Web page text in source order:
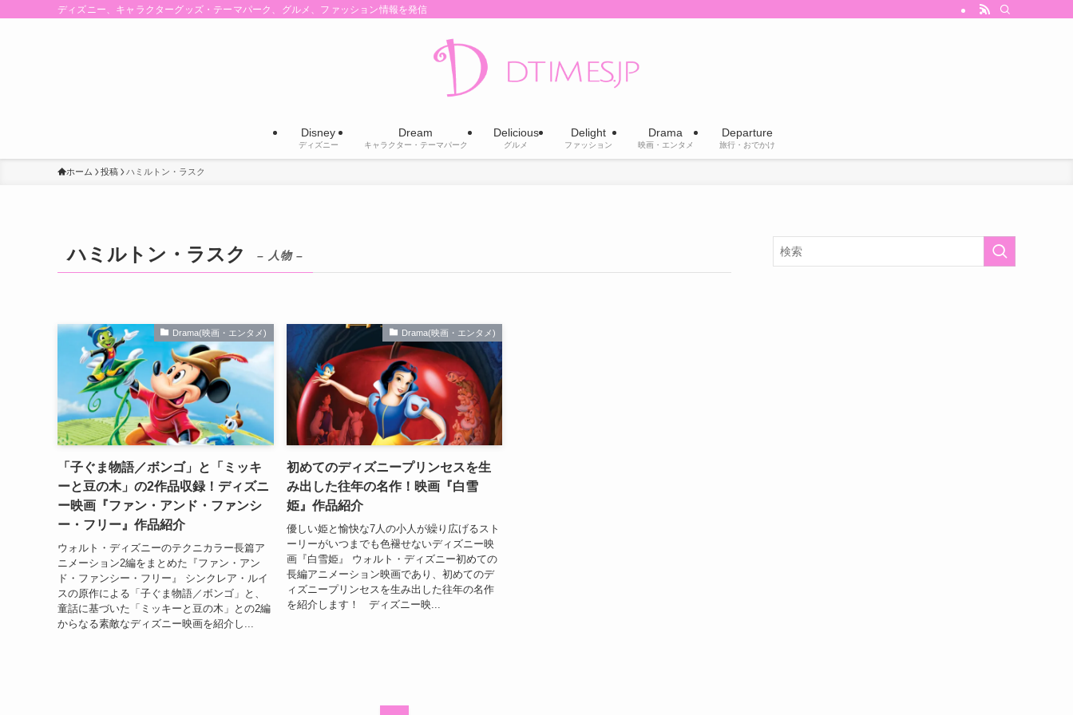
ディズニー、キャラクターグッズ・テーマパーク、グルメ、ファッション情報を発信
Disney
ディズニー
Dream
キャラクター・テーマパーク
Delicious
グルメ
Delight
ファッション
Drama
映画・エンタメ
Departure
旅行・おでかけ
ホーム 投稿 ハミルトン・ラスク
ハミルトン・ラスク – 人物 –
Drama(映画・エンタメ)
「子ぐま物語／ボンゴ」と「ミッキ
ーと豆の木」の2作品収録！ディズニ
ー映画『ファン・アンド・ファンシ
ー・フリー』作品紹介
ウォルト・ディズニーのテクニカラー長篇ア
ニメーション2編をまとめた『ファン・アン
ド・ファンシー・フリー』 シンクレア・ルイ
スの原作による「子ぐま物語／ボンゴ」と、
童話に基づいた「ミッキーと豆の木」との2編
からなる素敵なディズニー映画を紹介し...
Drama(映画・エンタメ)
初めてのディズニープリンセスを生
み出した往年の名作！映画『白雪
姫』作品紹介
優しい姫と愉快な7人の小人が繰り広げるスト
ーリーがいつまでも色褪せないディズニー映
画『白雪姫』 ウォルト・ディズニー初めての
長編アニメーション映画であり、初めてのデ
ィズニープリンセスを生み出した往年の名作
を紹介します！ ディズニー映...